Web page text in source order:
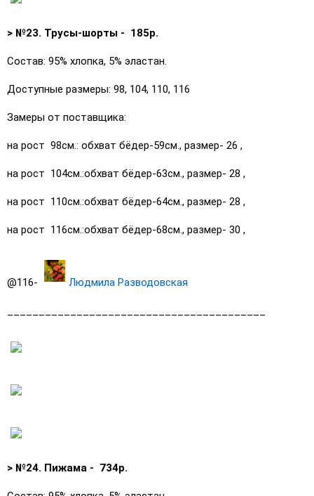
> №23. Трусы-шорты - 185р.
Состав: 95% хлопка, 5% эластан.
Доступные размеры: 98, 104, 110, 116
Замеры от поставщика:
на рост 98см.: обхват бёдер-59см., размер- 26 ,
на рост 104см.:обхват бёдер-63см., размер- 28 ,
на рост 110см.:обхват бёдер-64см., размер- 28 ,
на рост 116см.:обхват бёдер-68см., размер- 30 ,
@116- Людмила Разводовская
> №24. Пижама - 734р.